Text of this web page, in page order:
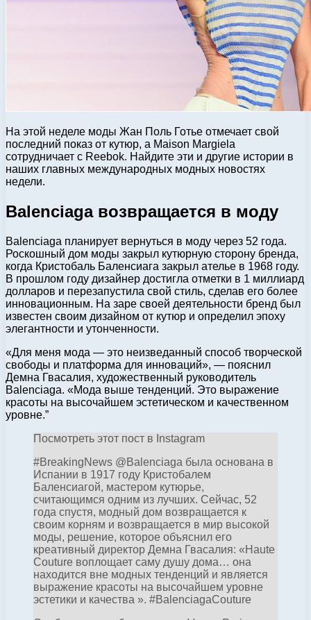
На этой неделе моды Жан Поль Готье отмечает свой
последний показ от кутюр, а Maison Margiela
сотрудничает с Reebok. Найдите эти и другие истории в
наших главных международных модных новостях
недели.
Balenciaga возвращается в моду
Balenciaga планирует вернуться в моду через 52 года.
Роскошный дом моды закрыл кутюрную сторону бренда,
когда Кристобаль Баленсиага закрыл ателье в 1968 году.
В прошлом году дизайнер достигла отметки в 1 миллиард
долларов и перезапустила свой стиль, сделав его более
инновационным. На заре своей деятельности бренд был
известен своим дизайном от кутюр и определил эпоху
элегантности и утонченности.
«Для меня мода — это неизведанный способ творческой
свободы и платформа для инноваций», — пояснил
Демна Гвасалия, художественный руководитель
Balenciaga. «Мода выше тенденций. Это выражение
красоты на высочайшем эстетическом и качественном
уровне.”
Посмотреть этот пост в Instagram
#BreakingNews @Balenciaga была основана в
Испании в 1917 году Кристобалем
Баленсиагой, мастером кутюрье,
считающимся одним из лучших. Сейчас, 52
года спустя, модный дом возвращается к
своим корням и возвращается в мир высокой
моды, решение, которое объяснил его
креативный директор Демна Гвасалия: «Haute
Couture воплощает саму душу дома… она
находится вне модных тенденций и является
выражение красоты на высочайшем уровне
эстетики и качества ». #BalenciagaCouture